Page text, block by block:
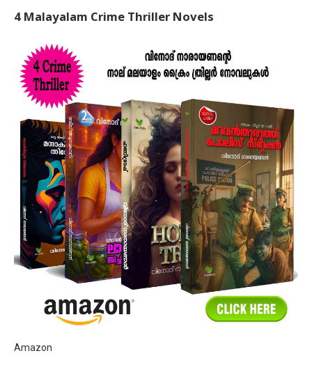
4 Malayalam Crime Thriller Novels
Amazon